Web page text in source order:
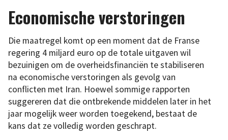
Economische verstoringen
Die maatregel komt op een moment dat de Franse
regering 4 miljard euro op de totale uitgaven wil
bezuinigen om de overheidsfinanciën te stabiliseren
na economische verstoringen als gevolg van
conflicten met Iran. Hoewel sommige rapporten
suggereren dat die ontbrekende middelen later in het
jaar mogelijk weer worden toegekend, bestaat de
kans dat ze volledig worden geschrapt.